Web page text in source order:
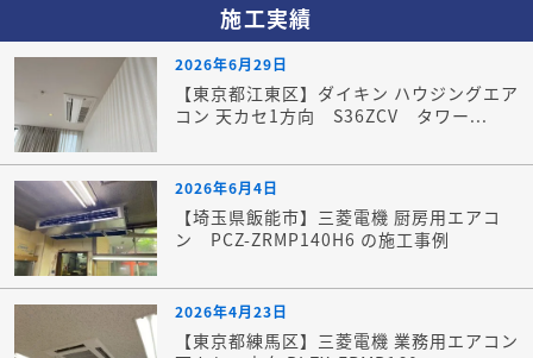
施工実績
2026年6月29日
【東京都江東区】ダイキン ハウジングエア
コン 天カセ1方向 S36ZCV タワー...
2026年6月4日
【埼玉県飯能市】三菱電機 厨房用エアコ
ン PCZ-ZRMP140H6 の施工事例
2026年4月23日
【東京都練馬区】三菱電機 業務用エアコン